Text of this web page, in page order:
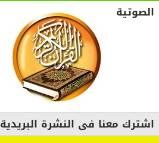
الصوتية
اشترك معنا فى النشرة البريدية